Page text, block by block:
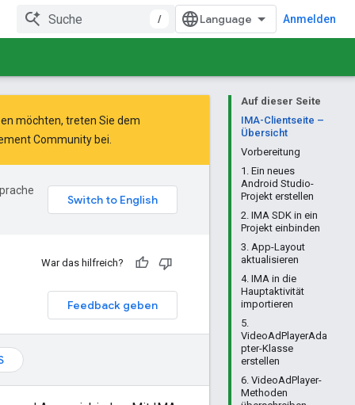
/ Anmelden
Auf dieser Seite
IMA-Clientseite –
Übersicht
Vorbereitung
1. Ein neues
Android Studio-
Projekt erstellen
2. IMA SDK in ein
Projekt einbinden
3. App-Layout
aktualisieren
4. IMA in die
Hauptaktivität
importieren
5.
VideoAdPlayerAda
pter-Klasse
erstellen
6. VideoAdPlayer-
Methoden
möchten, treten Sie dem
Community bei.
War das hilfreich?
Feedback geben